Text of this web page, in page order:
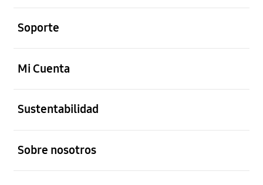
Soporte
Mi Cuenta
Sustentabilidad
Sobre nosotros